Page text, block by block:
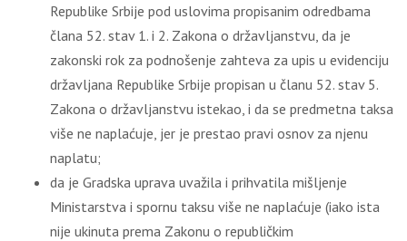
Republike Srbije pod uslovima propisanim odredbama
člana 52. stav 1. i 2. Zakona o državljanstvu, da je
zakonski rok za podnošenje zahteva za upis u evidenciju
državljana Republike Srbije propisan u članu 52. stav 5.
Zakona o državljanstvu istekao, i da se predmetna taksa
više ne naplaćuje, jer je prestao pravi osnov za njenu
naplatu;
da je Gradska uprava uvažila i prihvatila mišljenje
Ministarstva i spornu taksu više ne naplaćuje (iako ista
nije ukinuta prema Zakonu o republičkim